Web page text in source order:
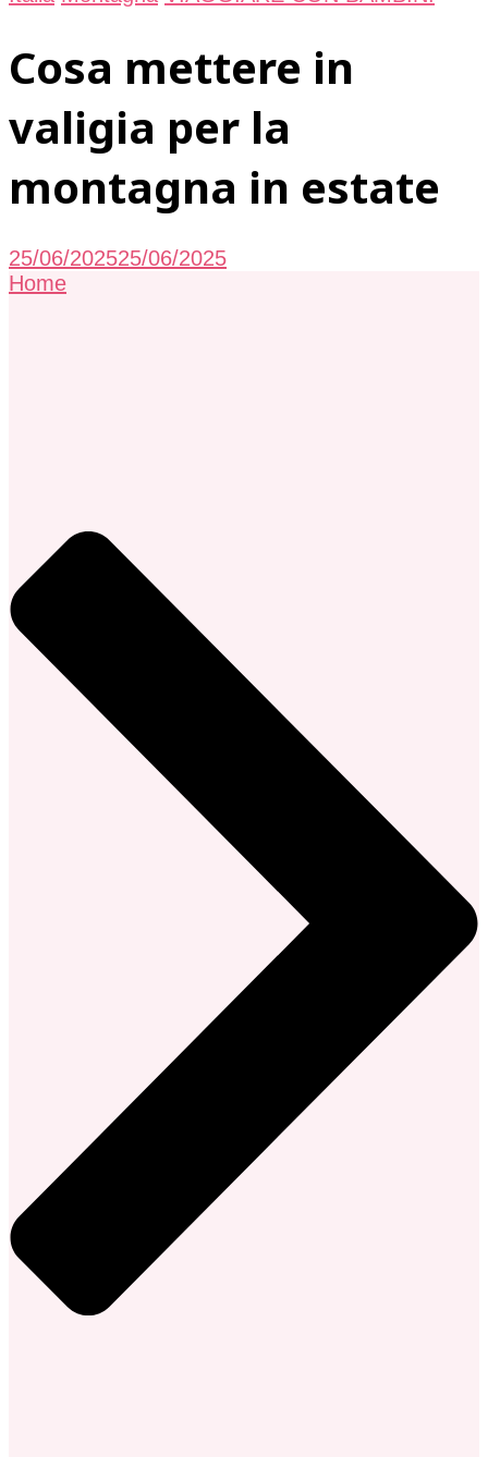
Cosa mettere in
valigia per la
montagna in estate
25/06/202525/06/2025
Home